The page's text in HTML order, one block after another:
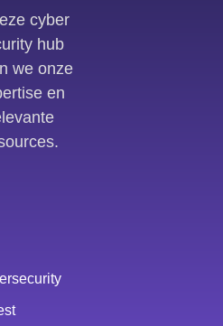
cyber
hub
we onze
en